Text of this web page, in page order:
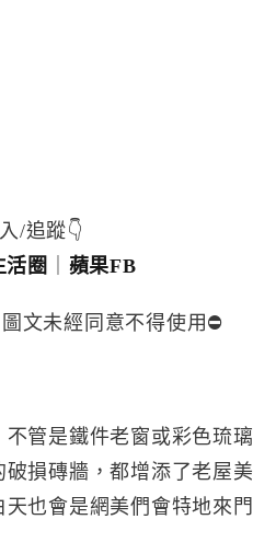
/追蹤👇
活圈
蘋果FB
文未經同意不得使用⛔️
管是鐵件老窗或彩色琉璃
損磚牆，都增添了老屋美
也會是網美們會特地來門